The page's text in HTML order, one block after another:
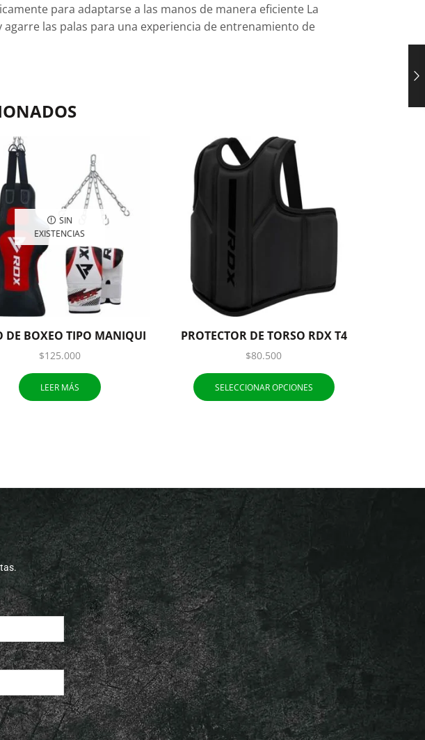
para adaptarse a las manos de manera eficiente La
las palas para una experiencia de entrenamiento de
SIN
EXISTENCIAS
DE BOXEO TIPO MANIQUI
$125.000
LEER MÁS
PROTECTOR DE TORSO RDX T4
$80.500
SELECCIONAR OPCIONES